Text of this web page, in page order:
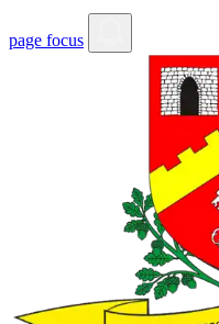
page focus